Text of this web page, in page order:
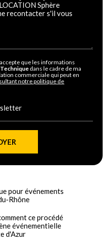
que les informations
dans le cadre de ma
commerciale qui peut en
notre politique de
pour événements
Rhône
ce procédé
événementielle
d'Azur